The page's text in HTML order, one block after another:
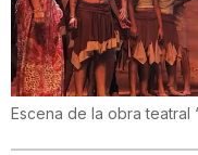
Escena de la obra teatral